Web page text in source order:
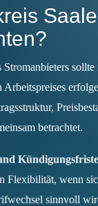
sollte
Arbeitspreises
betrachtet.
Flexibilität, wenn
sinnvoll